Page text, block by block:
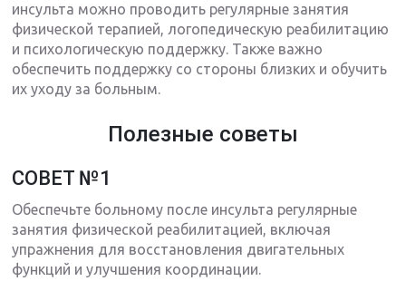
инсульта можно проводить регулярные занятия
физической терапией, логопедическую реабилитацию
и психологическую поддержку. Также важно
обеспечить поддержку со стороны близких и обучить
их уходу за больным.
Полезные советы
СОВЕТ №1
Обеспечьте больному после инсульта регулярные
занятия физической реабилитацией, включая
упражнения для восстановления двигательных
функций и улучшения координации.